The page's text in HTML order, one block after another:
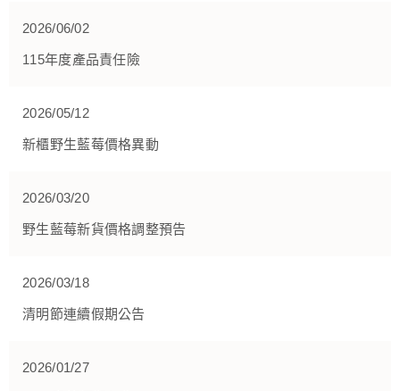
2026/06/02
115年度產品責任險
2026/05/12
新櫃野生藍莓價格異動
2026/03/20
野生藍莓新貨價格調整預告
2026/03/18
清明節連續假期公告
2026/01/27